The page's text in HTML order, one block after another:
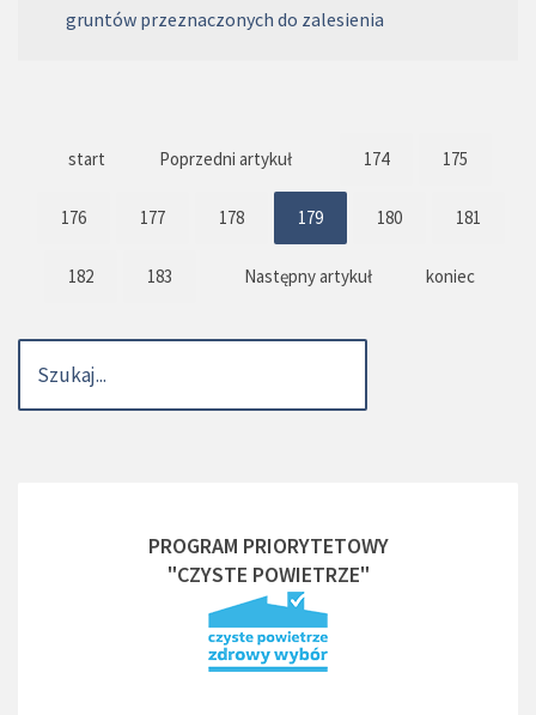
gruntów przeznaczonych do zalesienia
start Poprzedni artykuł 174 175
176 177 178 179 180 181
182 183 Następny artykuł koniec
PROGRAM PRIORYTETOWY
"CZYSTE POWIETRZE"